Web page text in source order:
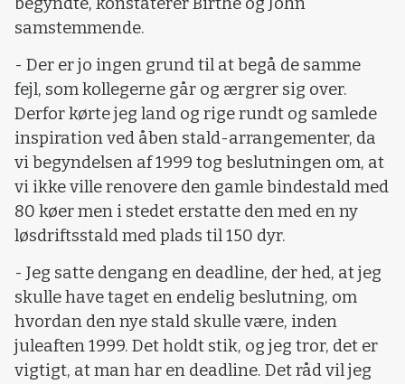
samstemmende.
- Der er jo ingen grund til at begå de samme
fejl, som kollegerne går og ærgrer sig over.
Derfor kørte jeg land og rige rundt og samlede
inspiration ved åben stald-arrangementer, da
vi begyndelsen af 1999 tog beslutningen om, at
vi ikke ville renovere den gamle bindestald med
80 køer men i stedet erstatte den med en ny
løsdriftsstald med plads til 150 dyr.
- Jeg satte dengang en deadline, der hed, at jeg
skulle have taget en endelig beslutning, om
hvordan den nye stald skulle være, inden
juleaften 1999. Det holdt stik, og jeg tror, det er
vigtigt, at man har en deadline. Det råd vil jeg